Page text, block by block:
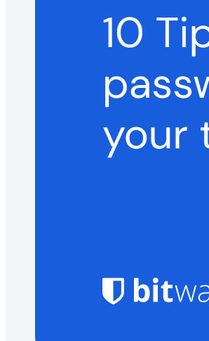
Secrets-Manager entdecken
Entwicklungs-, DevOps- und IT-Teams
Passwordless.dev und Passkeys
Schalten Sie Passkey-Funktionen und
Access Intelligence
Bitwarden Authenticator